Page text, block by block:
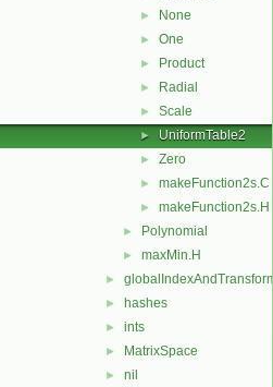
► None
► One
► Product
► Radial
► Scale
► UniformTable2
► Zero
► makeFunction2s.C
► makeFunction2s.H
► Polynomial
► maxMin.H
► globalIndexAndTransform
► hashes
► ints
► MatrixSpace
► nil